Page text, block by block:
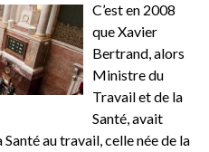
C’est en 2008
que Xavier
Bertrand, alors
Ministre du
Travail et de la
Santé, avait
au travail, celle née de la